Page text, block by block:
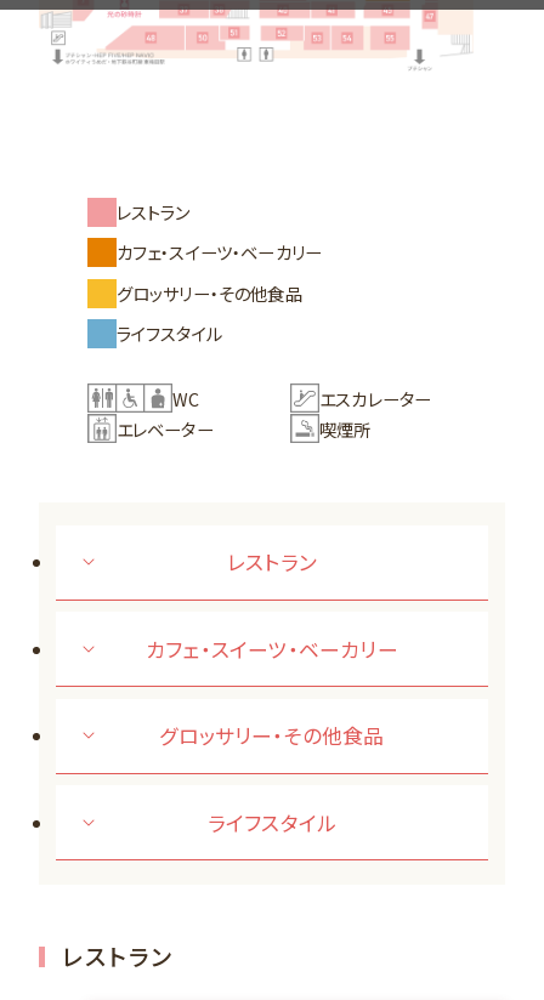
レストラン
カフェ・スイーツ・ベーカリー
グロッサリー・その他食品
ライフスタイル
WC
エスカレーター
エレベーター
喫煙所
レストラン
カフェ・スイーツ・ベーカリー
グロッサリー・その他食品
ライフスタイル
レストラン